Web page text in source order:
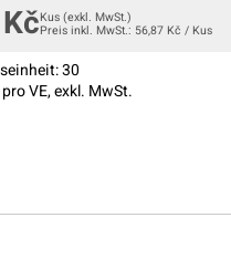
KčKus (exkl. MwSt.)
Preis inkl. MwSt.: 56,87 Kč / Kus
30
VE, exkl. MwSt.